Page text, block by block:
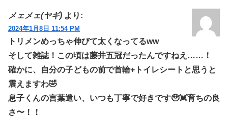
メェメェ(ヤギ) より:
2024年1月8日 11:54 PM
トリメンめっちゃ伸びて太くなってるww
そして雑誌！この頃は藤井五冠だったんですねえ……！
確かに、自分の子どもの前で首輪+トイレシートと思うと
震えますわ🤣
息子くんの言葉遣い、いつも丁寧で好きです🥹💓育ちの良
さ〜！！